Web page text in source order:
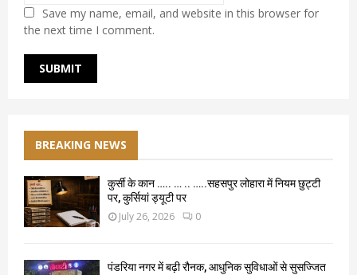
Save my name, email, and website in this browser for
the next time I comment.
BREAKING NEWS
कुर्सी के कान ….. … .. …..सहसपुर लोहारा में नियम छुट्टी
पर, कुर्सियां ड्यूटी पर
July 26, 2026 0
पंडरिया नगर में बढ़ी रौनक, आधुनिक सुविधाओं से सुसज्जित